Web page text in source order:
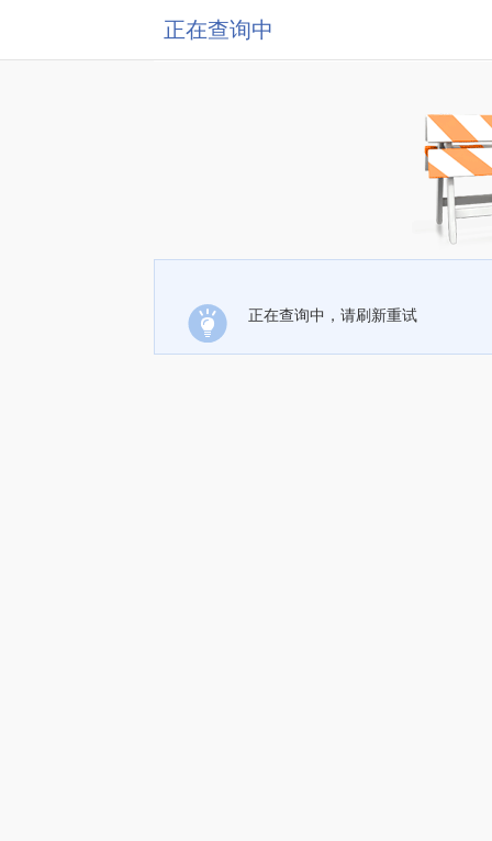
正在查询中
正在查询中，请刷新重试